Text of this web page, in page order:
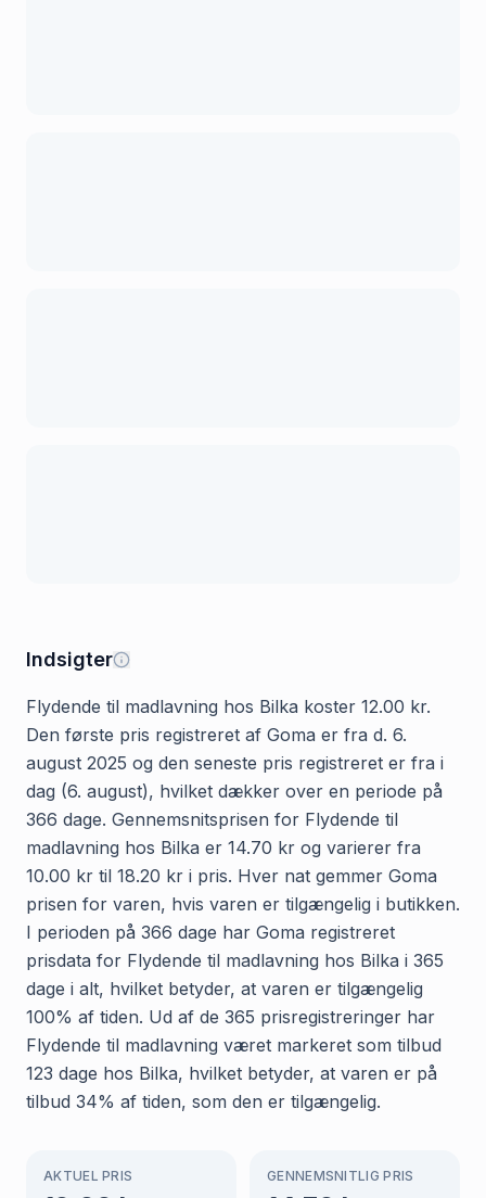
Indsigter
Flydende til madlavning hos Bilka koster 12.00 kr.
Den første pris registreret af Goma er fra d. 6.
august 2025 og den seneste pris registreret er fra i
dag (6. august), hvilket dækker over en periode på
366 dage. Gennemsnitsprisen for Flydende til
madlavning hos Bilka er 14.70 kr og varierer fra
10.00 kr til 18.20 kr i pris. Hver nat gemmer Goma
prisen for varen, hvis varen er tilgængelig i butikken.
I perioden på 366 dage har Goma registreret
prisdata for Flydende til madlavning hos Bilka i 365
dage i alt, hvilket betyder, at varen er tilgængelig
100% af tiden. Ud af de 365 prisregistreringer har
Flydende til madlavning været markeret som tilbud
123 dage hos Bilka, hvilket betyder, at varen er på
tilbud 34% af tiden, som den er tilgængelig.
AKTUEL PRIS GENNEMSNITLIG PRIS